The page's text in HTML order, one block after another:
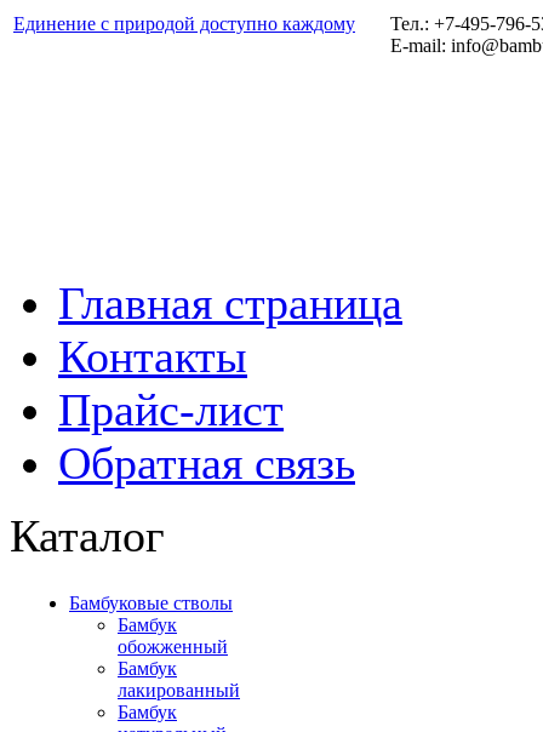
Единение с природой доступно каждому
Тел.: +7-495-796-
E-mail:
Главная страница
Контакты
Прайс-лист
Обратная связь
Каталог
Бамбуковые стволы
Бамбук
обожженный
Бамбук
лакированный
Бамбук